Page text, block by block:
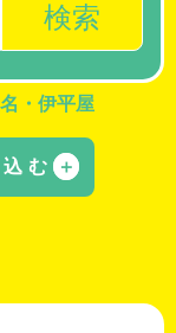
検索
・伊平屋
む ＋